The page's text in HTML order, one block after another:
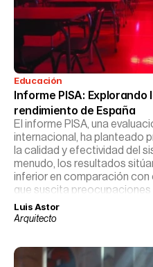
Educación
Informe PISA: Explorando
rendimiento de España
El informe PISA, una
internacional, ha planteado
la calidad y efectividad del
menudo, los resultados
inferior en comparación con
que suscita
causas subyacentes y las
análisis profundiza en la
educativo en el país.
Luis Astor
Arquitecto